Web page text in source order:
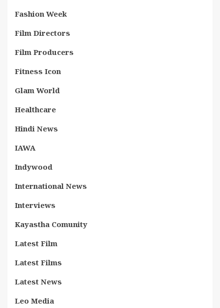
Fashion Week
Film Directors
Film Producers
Fitness Icon
Glam World
Healthcare
Hindi News
IAWA
Indywood
International News
Interviews
Kayastha Comunity
Latest Film
Latest Films
Latest News
Leo Media